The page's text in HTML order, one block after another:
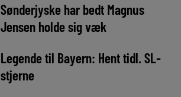
Sønderjyske har bedt Magnus
Jensen holde sig væk
Legende til Bayern: Hent tidl. SL-
stjerne